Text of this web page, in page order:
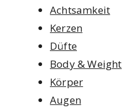
Achtsamkeit
Kerzen
Düfte
Body & Weight
Körper
Augen